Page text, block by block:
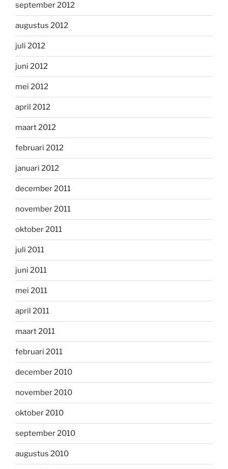
september 2012
augustus 2012
juli 2012
juni 2012
mei 2012
april 2012
maart 2012
februari 2012
januari 2012
december 2011
november 2011
oktober 2011
juli 2011
juni 2011
mei 2011
april 2011
maart 2011
februari 2011
december 2010
november 2010
oktober 2010
september 2010
augustus 2010